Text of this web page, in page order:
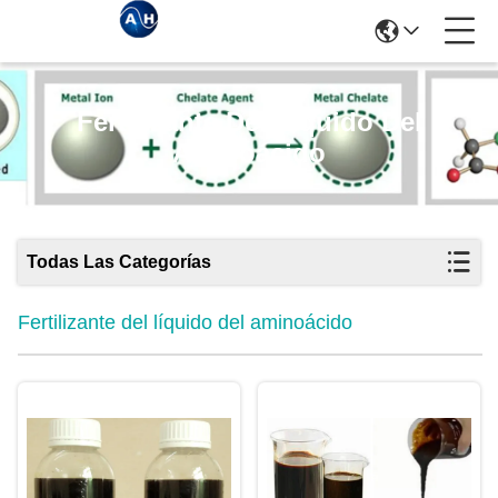
Fertilizante Del Líquido Del
Aminoácido
Todas Las Categorías
Fertilizante del líquido del aminoácido